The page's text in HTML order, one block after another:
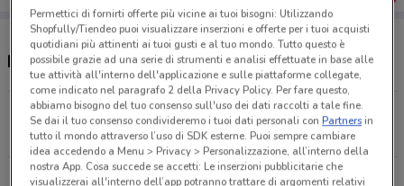
Negozi Flying Tiger nelle vicinanze
Viale Giulio Cesare, 96/98/100 Roma
2.6 km
APERTO
Piazza Cola Di Rienzo, 77 Roma
Permettici di fornirti offerte più vicine ai tuoi bisogni: Utilizzando
Shopfully/Tiendeo puoi visualizzare inserzioni e offerte per i tuoi acquisti
quotidiani più attinenti ai tuoi gusti e al tuo mondo. Tutto questo è
possibile grazie ad una serie di strumenti e analisi effettuate in base alle
tue attività all'interno dell'applicazione e sulle piattaforme collegate,
come indicato nel paragrafo 2 della Privacy Policy. Per fare questo,
abbiamo bisogno del tuo consenso sull'uso dei dati raccolti a tale fine.
Se dai il tuo consenso condivideremo i tuoi dati personali conPartnersin
tutto il mondo attraverso l’uso di SDK esterne. Puoi sempre cambiare
idea accedendo a Menu > Privacy > Personalizzazione, all’interno della
nostra App. Cosa succede se accetti: Le inserzioni pubblicitarie che
visualizzerai all'interno dell’app potranno trattare di argomenti relativi